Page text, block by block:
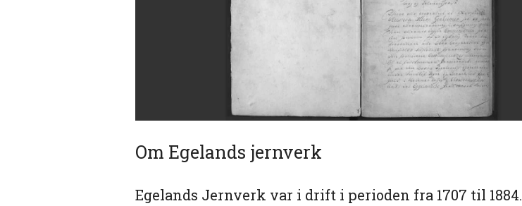
Om Egelands jernverk
Egelands Jernverk var i drift i perioden fra 1707 til 1884.